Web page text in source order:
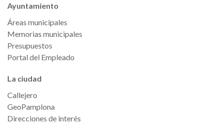
Ayuntamiento
Áreas municipales
Memorias municipales
Presupuestos
Portal del Empleado
La ciudad
Callejero
GeoPamplona
Direcciones de interés